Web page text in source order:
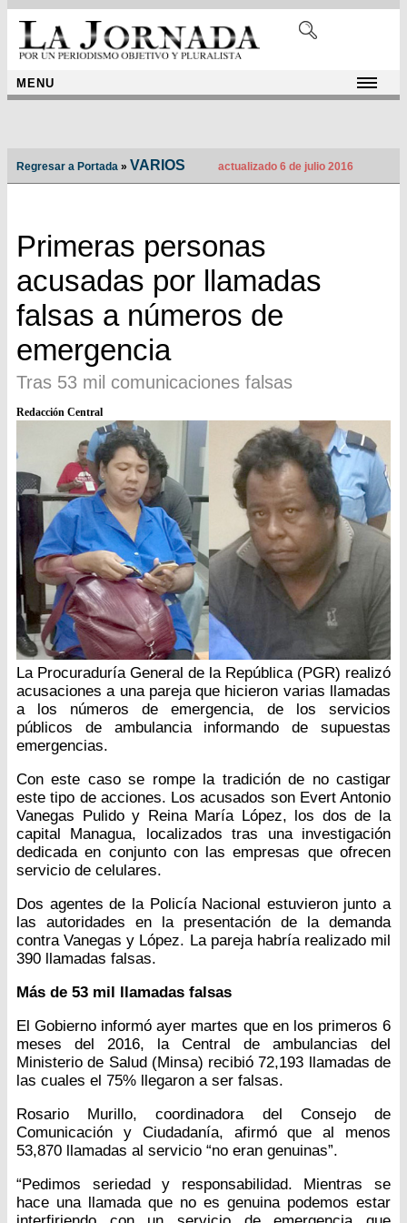
MENU
Regresar a Portada » VARIOS actualizado 6 de julio 2016
Primeras personas
acusadas por llamadas
falsas a números de
emergencia
Tras 53 mil comunicaciones falsas
Redacción Central
La Procuraduría General de la República (PGR) realizó
acusaciones a una pareja que hicieron varias llamadas
a los números de emergencia, de los servicios
públicos de ambulancia informando de supuestas
emergencias.
Con este caso se rompe la tradición de no castigar
este tipo de acciones. Los acusados son Evert Antonio
Vanegas Pulido y Reina María López, los dos de la
capital Managua, localizados tras una investigación
dedicada en conjunto con las empresas que ofrecen
servicio de celulares.
Dos agentes de la Policía Nacional estuvieron junto a
las autoridades en la presentación de la demanda
contra Vanegas y López. La pareja habría realizado mil
390 llamadas falsas.
Más de 53 mil llamadas falsas
El Gobierno informó ayer martes que en los primeros 6
meses del 2016, la Central de ambulancias del
Ministerio de Salud (Minsa) recibió 72,193 llamadas de
las cuales el 75% llegaron a ser falsas.
Rosario Murillo, coordinadora del Consejo de
Comunicación y Ciudadanía, afirmó que al menos
53,870 llamadas al servicio “no eran genuinas”.
“Pedimos seriedad y responsabilidad. Mientras se
hace una llamada que no es genuina podemos estar